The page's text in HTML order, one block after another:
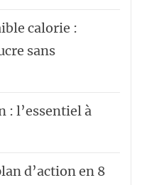
calorie :
sans
: l’essentiel à
d’action en 8